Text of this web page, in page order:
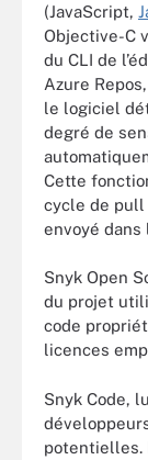
(JavaScript,
Objective-C
du CLI de
Azure
le logiciel
degré de
Cette
cycle de pull
envoyé dans
Snyk Open
du projet
code
licences
Snyk Code,
potentielles.